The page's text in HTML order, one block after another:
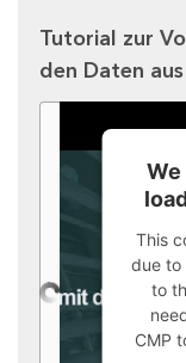
Tutorial zur
den Daten
This
due to
to
CMP